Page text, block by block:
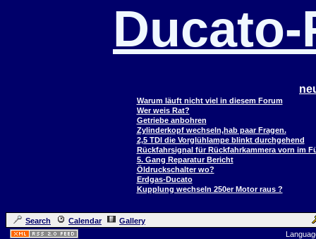
Warum läuft nicht viel in diesem Forum
Wer weis Rat?
Getriebe anbohren
Zylinderkopf wechseln,hab paar Fragen.
2,5 TDI die Vorglühlampe blinkt durchgehend
Rückfahrsignal für Rückfahrkammera vorn im
5. Gang Reparatur Bericht
Öldruckschalter wo?
Erdgas-Ducato
Kupplung wechseln 250er Motor raus ?
Search Calendar
Gallery